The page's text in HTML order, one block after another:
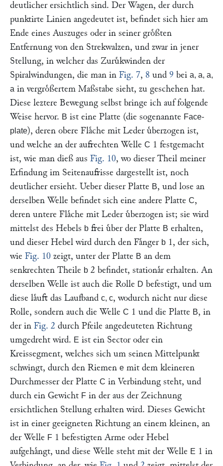
deutlicher ersichtlich sind. Der Wagen, der durch
punktirte Linien angedeutet ist, befindet sich hier am
Ende eines Auszuges oder in seiner groͤßten
Entfernung von den Strekwalzen, und zwar in jener
Stellung, in welcher das Zuruͤkwinden der
Spiralwindungen, die man in Fig. 7, 8 und 9 bei a, a, a,
a in vergroͤßertem Maßstabe sieht, zu geschehen hat.
Diese leztere Bewegung selbst bringe ich auf folgende
Weise hervor. B ist eine Platte (die sogenannte Face-
plate), deren obere Flaͤche mit Leder uͤberzogen ist,
und welche an der aufrechten Welle C 1 festgemacht
ist, wie man dieß aus Fig. 10, wo dieser Theil meiner
Erfindung im Seitenaufrisse dargestellt ist, noch
deutlicher ersieht. Ueber dieser Platte B, und lose an
derselben Welle befindet sich eine andere Platte C,
deren untere Flaͤche mit Leder uͤberzogen ist; sie wird
mittelst des Hebels b frei uͤber der Platte B erhalten,
und dieser Hebel wird durch den Faͤnger b 1, der sich,
wie Fig. 10 zeigt, unter der Platte B an dem
senkrechten Theile b 2 befindet, stationaͤr erhalten. An
derselben Welle ist auch die Rolle D befestigt, und um
diese laͤuft das Laufband c, c, wodurch nicht nur diese
Rolle, sondern auch die Welle C 1 und die Platte B, in
der in Fig. 2 durch Pfeile angedeuteten Richtung
umgedreht wird. E ist ein Sector oder ein
Kreissegment, welches sich um seinen Mittelpunkt
schwingt, durch den Riemen e mit dem kleineren
Durchmesser der Platte C in Verbindung steht, und
durch ein Gewicht F in der aus der Zeichnung
ersichtlichen Stellung erhalten wird. Dieses Gewicht
ist in einer geeigneten Richtung an einem kleinen, an
der Welle F 1 befestigten Arme oder Hebel
aufgehaͤngt, und diese Welle steht mit der Welle E 1 in